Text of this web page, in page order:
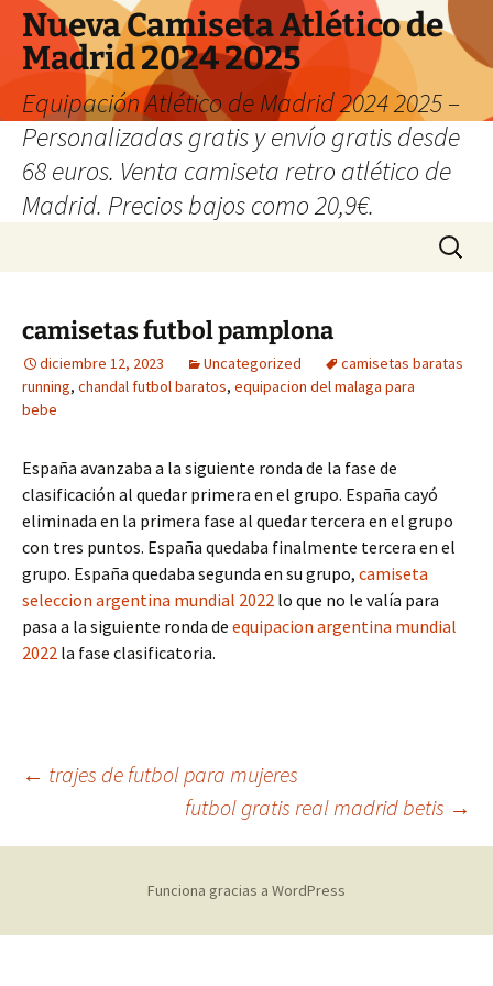
Nueva Camiseta Atlético de
Madrid 2024 2025
Equipación Atlético de Madrid 2024 2025 –
Personalizadas gratis y envío gratis desde
68 euros. Venta camiseta retro atlético de
Madrid. Precios bajos como 20,9€.
Buscar:
camisetas futbol pamplona
diciembre 12, 2023 Uncategorized
camisetas baratas
running, chandal futbol baratos, equipacion del malaga para
bebe
España avanzaba a la siguiente ronda de la fase de
clasificación al quedar primera en el grupo. España cayó
eliminada en la primera fase al quedar tercera en el grupo
con tres puntos. España quedaba finalmente tercera en el
grupo. España quedaba segunda en su grupo, camiseta
seleccion argentina mundial 2022 lo que no le valía para
pasa a la siguiente ronda de equipacion argentina mundial
2022 la fase clasificatoria.
Navegación
de
entradas
← trajes de futbol para mujeres
futbol gratis real madrid betis →
Funciona gracias a WordPress